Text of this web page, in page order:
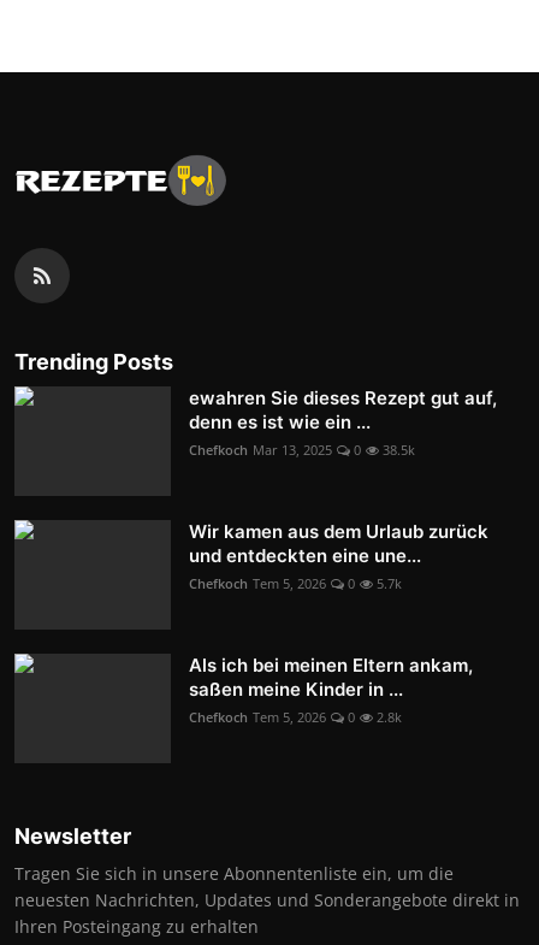
Trending Posts
ewahren Sie dieses Rezept gut auf,
denn es ist wie ein ...
Chefkoch Mar 13, 2025 0 38.5k
Wir kamen aus dem Urlaub zurück
und entdeckten eine une...
Chefkoch Tem 5, 2026 0 5.7k
Als ich bei meinen Eltern ankam,
saßen meine Kinder in ...
Chefkoch Tem 5, 2026 0 2.8k
Newsletter
Tragen Sie sich in unsere Abonnentenliste ein, um die
neuesten Nachrichten, Updates und Sonderangebote direkt in
Ihren Posteingang zu erhalten